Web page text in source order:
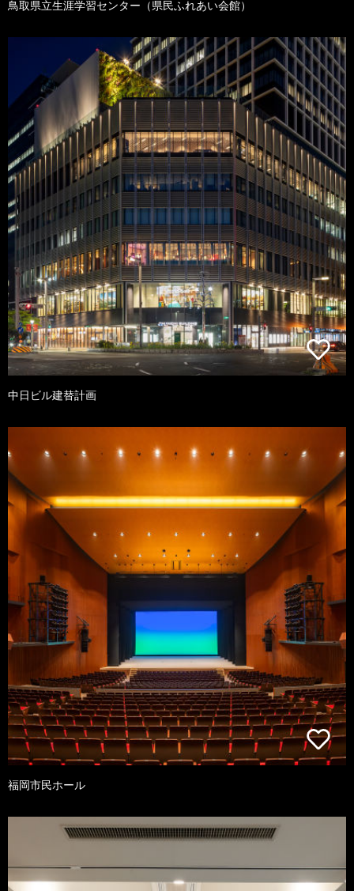
鳥取県立生涯学習センター（県民ふれあい会館）
中日ビル建替計画
福岡市民ホール